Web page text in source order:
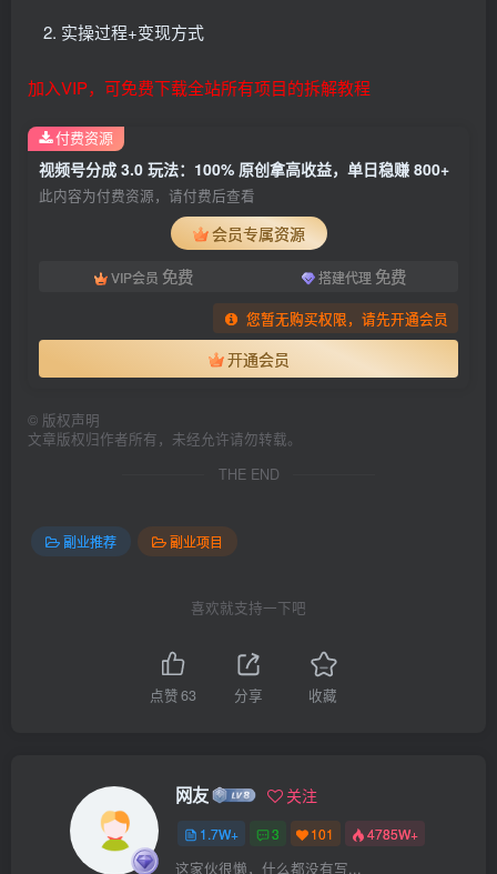
实操过程+变现方式
加入VIP，可免费下载全站所有项目的拆解教程
视频号分成 3.0 玩法：100% 原创拿高收益，单日稳赚 800+
此内容为付费资源，请付费后查看
会员专属资源
VIP会员 免费 搭建代理 免费
您暂无购买权限，请先开通会员
开通会员
付费资源
© 版权声明
文章版权归作者所有，未经允许请勿转载。
THE END
副业推荐 副业项目
喜欢就支持一下吧
点赞63 分享 收藏
网友 关注
1.7W+ 3 101 4785W+
这家伙很懒，什么都没有写...